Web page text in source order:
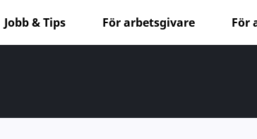
Jobb & Tips För arbetsgivare För